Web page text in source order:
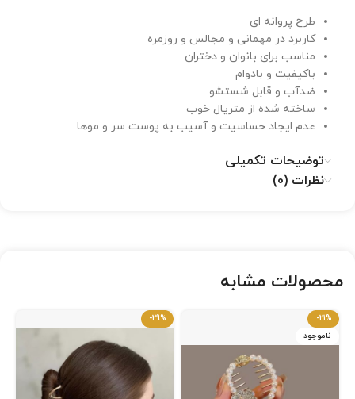
طرح پروانه ای
کاربرد در مهمانی و مجالس و روزمره
مناسب برای بانوان و دختران
باکیفیت و بادوام
ضدآب و قابل شستشو
ساخته شده از متریال خوب
عدم ایجاد حساسیت و آسیب به پوست سر و موها
توضیحات تکمیلی
نظرات (0)
محصولات مشابه
-21%
ناموجود
-29%